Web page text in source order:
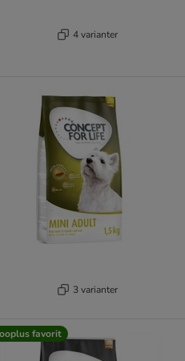
4 varianter
3 varianter
favorit